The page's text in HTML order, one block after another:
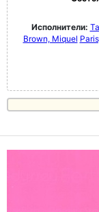
Исполнители:
Brown, Miquel